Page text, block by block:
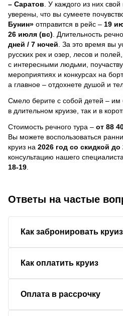
– Саратов . У каждого из них
уверены, что вы сумеете
Бунин» отправится в рейс – 19
26 июля (вс) . Длительность
дней / 7 ночей За это время вы
русских рек и озер, лесов и
с интересными людьми,
мероприятиях и конкурсах на
а главное – отдохнете душой и
Смело берите с собой детей – им
в длительном круизе, так и в
Стоимость речного тура – от 88
Вы можете воспользоваться
круиз на 2026 год со скидкой до
консультацию нашего
18-19
Ответы на частые
Как забронировать круиз
Как оплатить круиз
Оплата в рассрочку